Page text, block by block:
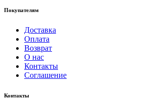
Покупателям
Доставка
Оплата
Возврат
О нас
Контакты
Соглашение
Контакты